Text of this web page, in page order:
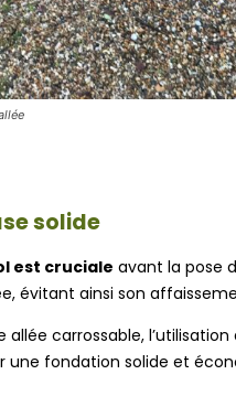
solide
est cruciale avant la pose
évitant ainsi son
carrossable,
fondation solide et